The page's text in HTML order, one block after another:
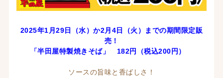
2025年1月29日（水）か2月4日（火）までの期間限定販
売！
「半田屋特製焼きそば」 182円（税込200 円）
ソースの旨味と香ばしさ！